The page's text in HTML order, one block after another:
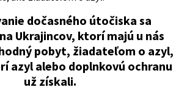
dočasného útočiska sa
Ukrajincov, ktorí majú u nás
pobyt, žiadateľom o azyl,
azyl alebo doplnkovú ochranu
už získali.